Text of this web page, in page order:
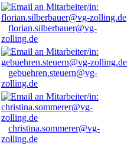
florian.silberbauer@vg-
zolling.de
gebuehren.steuern@vg-
zolling.de
christina.sommerer@vg-
zolling.de